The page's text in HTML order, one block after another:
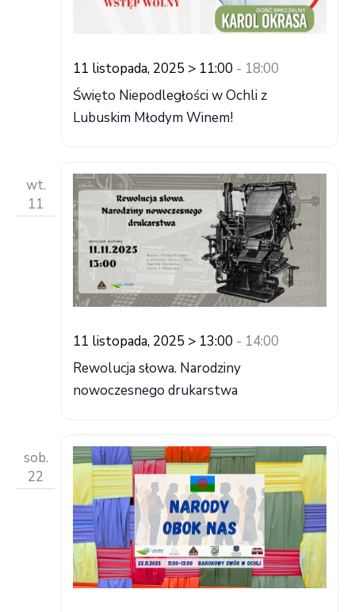
Święto Niepodległości w Ochli z
Lubuskim Młodym Winem!
11 listopada, 2025 > 11:00 - 18:00
wt.
11
Rewolucja słowa. Narodziny
nowoczesnego drukarstwa
11 listopada, 2025 > 13:00 - 14:00
sob.
22